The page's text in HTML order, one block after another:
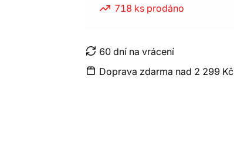
718 ks prodáno
60 dní na vrácení
Doprava zdarma nad 2 299 Kč